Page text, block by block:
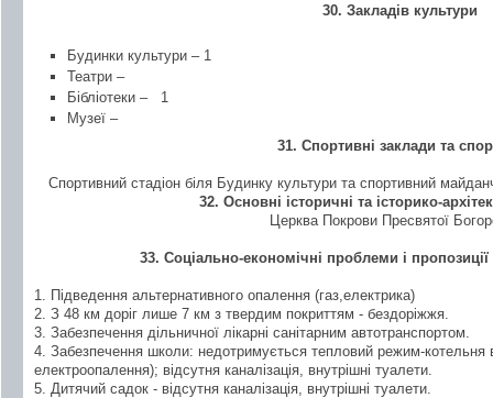
30. Закладів культури
Будинки культури – 1
Театри –
Бібліотеки –1
Музеї –
31. Спортивні заклади та
Спортивний стадіон біля Будинку культури та спортивний
32. Основні історичні та історико-
Церква Покрови Пресвятої
33. Соціально-економічні проблеми і
1. Підведення альтернативного опалення (газ,електрика)
2. З 48 км доріг лише 7 км з твердим покриттям - бездоріжжя.
3. Забезпечення дільничної лікарні санітарним автотранспортом.
4. Забезпечення школи: недотримується тепловий режим-котельня
електроопалення); відсутня каналізація, внутрішні туалети.
5. Дитячий садок - відсутня каналізація, внутрішні туалети.